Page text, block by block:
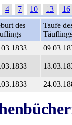
4 7 10 13
16
des
Taufe
Täuflings